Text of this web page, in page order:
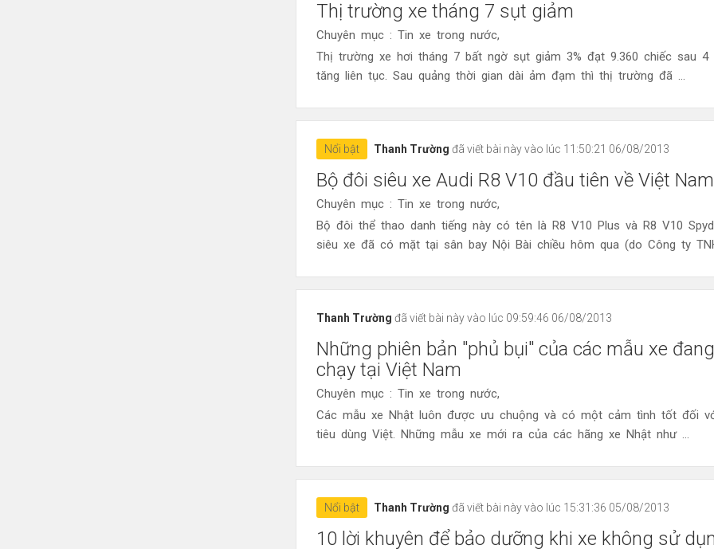
Thị trường xe tháng 7 sụt giảm
Chuyên mục : Tin xe trong nước,
Thị trường xe hơi tháng 7 bất ngờ sụt giảm 3% đạt 9.360 chiếc sau 4
tăng liên tục. Sau quảng thời gian dài ảm đạm thì thị trường đã ...
Nổi bật Thanh Trường đã viết bài này vào lúc 11:50:21 06/08/2013
Bộ đôi siêu xe Audi R8 V10 đầu tiên về Việt Nam
Chuyên mục : Tin xe trong nước,
Bộ đôi thể thao danh tiếng này có tên là R8 V10 Plus và R8 V10
siêu xe đã có mặt tại sân bay Nội Bài chiều hôm qua (do Công ty
Thanh Trường đã viết bài này vào lúc 09:59:46 06/08/2013
Những phiên bản "phủ bụi" của các mẫu xe
chạy tại Việt Nam
Chuyên mục : Tin xe trong nước,
Các mẫu xe Nhật luôn được ưu chuộng và có một cảm tình tốt đối
tiêu dùng Việt. Những mẫu xe mới ra của các hãng xe Nhật như ...
Nổi bật Thanh Trường đã viết bài này vào lúc 15:31:36 05/08/2013
10 lời khuyên để bảo dưỡng khi xe không sử